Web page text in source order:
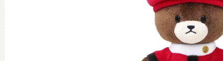
ミュージカル・コンサート